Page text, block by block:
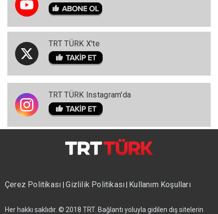
TRT TÜRK X'te
TRT TÜRK Instagram'da
Çerez Politikası|Gizlilik Politikası| Kullanım Koşulları
Her hakkı saklıdır. © 2018 TRT. Bağlantı yoluyla gidilen dış sitelerin